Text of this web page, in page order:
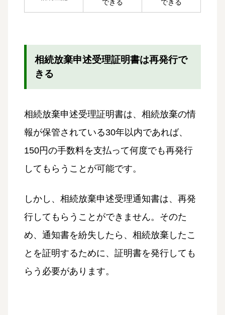
できる できる
相続放棄申述受理証明書は再発行で
きる
相続放棄申述受理証明書は、相続放棄の情
報が保管されている30年以内であれば、
150円の手数料を支払って何度でも再発行
してもらうことが可能です。
しかし、相続放棄申述受理通知書は、再発
行してもらうことができません。そのた
め、通知書を紛失したら、相続放棄したこ
とを証明するために、証明書を発行しても
らう必要があります。